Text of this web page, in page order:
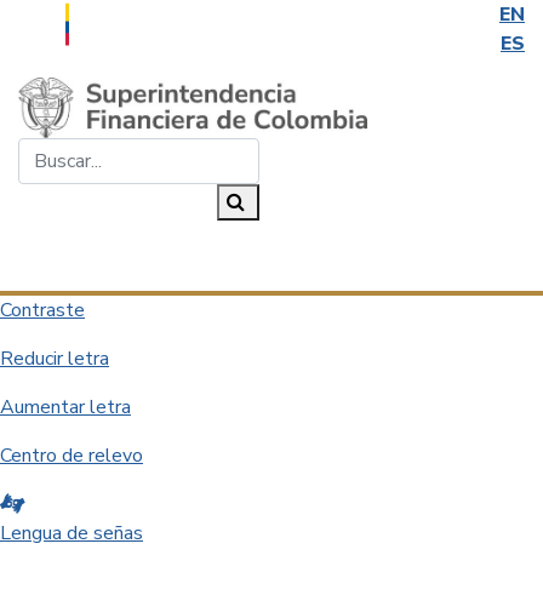
EN
ES
Saltar al contenido principal
Contraste
Reducir letra
Aumentar letra
Centro de relevo
Lengua de señas